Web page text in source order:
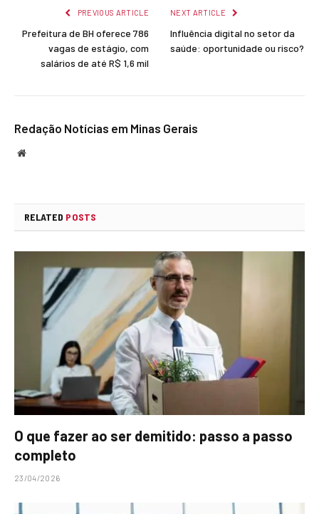
PREVIOUS ARTICLE
Prefeitura de BH oferece 786
vagas de estágio, com
salários de até R$ 1,6 mil
NEXT ARTICLE
Influência digital no setor da
saúde: oportunidade ou risco?
Redação Notícias em Minas Gerais
Website
RELATED POSTS
O que fazer ao ser demitido: passo a passo
completo
23/04/2026